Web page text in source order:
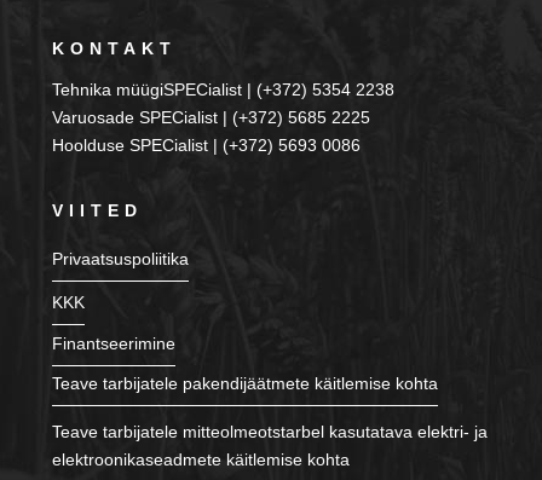
KONTAKT
Tehnika müügiSPECialist | (+372) 5354 2238
Varuosade SPECialist | (+372) 5685 2225
Hoolduse SPECialist | (+372) 5693 0086
VIITED
Privaatsuspoliitika
KKK
Finantseerimine
Teave tarbijatele pakendijäätmete käitlemise kohta
Teave tarbijatele mitteolmeotstarbel kasutatava elektri- ja
elektroonikaseadmete käitlemise kohta